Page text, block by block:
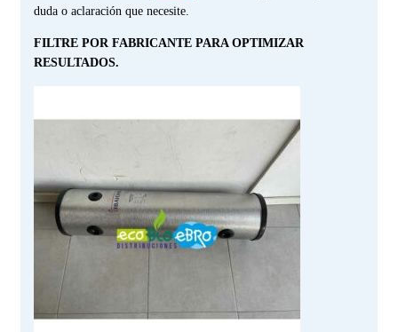
duda o aclaración que necesite.
FILTRE POR FABRICANTE PARA OPTIMIZAR
RESULTADOS.